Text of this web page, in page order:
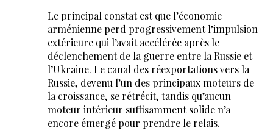
Le principal constat est que l’économie
arménienne perd progressivement l’impulsion
extérieure qui l’avait accélérée après le
déclenchement de la guerre entre la Russie et
l’Ukraine. Le canal des réexportations vers la
Russie, devenu l’un des principaux moteurs de
la croissance, se rétrécit, tandis qu’aucun
moteur intérieur suffisamment solide n’a
encore émergé pour prendre le relais.